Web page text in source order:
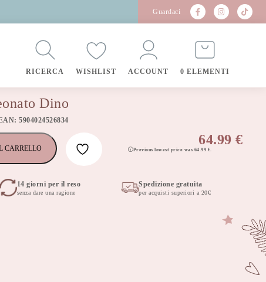
Guardaci
RICERCA WISHLIST ACCOUNT 0 ELEMENTI
Dino
5904024526834
CARRELLO
64.99€
Previous lowest price was 64.99 €.
14 giorni per il reso
senza dare una ragione
Spedizione gratuita
per acquisti superiori a 20€